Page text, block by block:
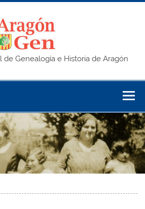
de Genealogía e Historia de Aragón